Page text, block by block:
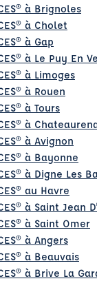
à Brignoles
à Cholet
à Gap
à Le Puy En
à Limoges
à Rouen
à Tours
à
à Avignon
à Bayonne
à Digne Les
au Havre
à Saint Jean
à Saint Omer
à Angers
à Beauvais
à Brive La